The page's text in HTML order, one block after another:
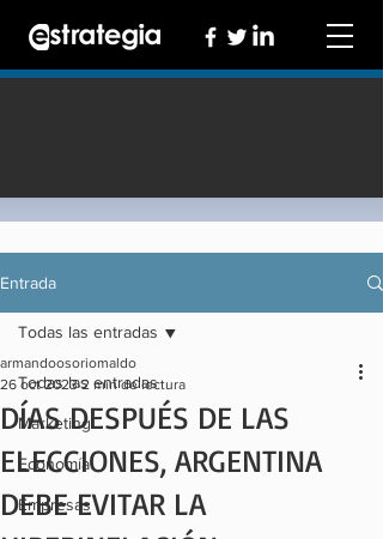
Entrada
Todas las entradas
Marketing
Economía
Empresas
Todas las entradas
DÍAS DESPUÉS DE LAS
ELECCIONES, ARGENTINA
DEBE EVITAR LA
armandoosoriomaldo
26 oct 2023 2 min de lectura